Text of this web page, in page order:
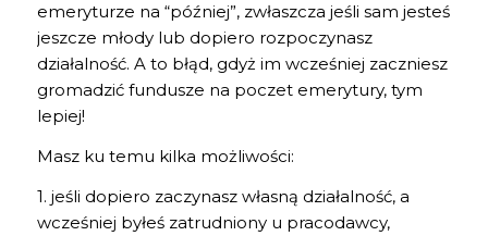
emeryturze na “później”, zwłaszcza jeśli sam jesteś
jeszcze młody lub dopiero rozpoczynasz
działalność. A to błąd, gdyż im wcześniej zaczniesz
gromadzić fundusze na poczet emerytury, tym
lepiej!
Masz ku temu kilka możliwości:
1. jeśli dopiero zaczynasz własną działalność, a
wcześniej byłeś zatrudniony u pracodawcy,